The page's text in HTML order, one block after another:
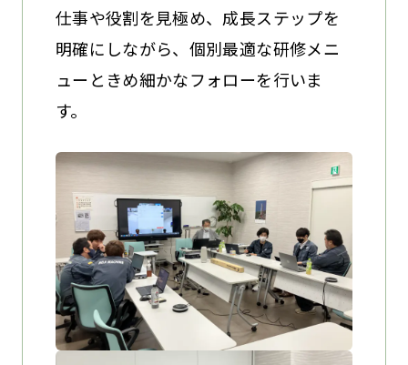
仕事や役割を見極め、成長ステップを
明確にしながら、個別最適な研修メニ
ューときめ細かなフォローを行いま
す。